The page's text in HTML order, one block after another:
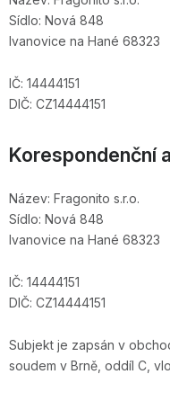
Sídlo: Nová 848
Ivanovice na Hané 68323
IČ: 14444151
DIČ: CZ14444151
Korespondenční
Název: Fragonito s.r.o.
Sídlo: Nová 848
Ivanovice na Hané 68323
IČ: 14444151
DIČ: CZ14444151
Subjekt je zapsán v
soudem v Brně, oddíl C,